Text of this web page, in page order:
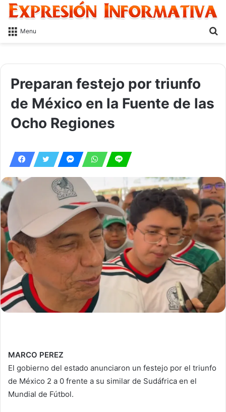
Menu
Preparan festejo por triunfo
de México en la Fuente de las
Ocho Regiones
MARCO PEREZ
El gobierno del estado anunciaron un festejo por el triunfo
de México 2 a 0 frente a su similar de Sudáfrica en el
Mundial de Fútbol.